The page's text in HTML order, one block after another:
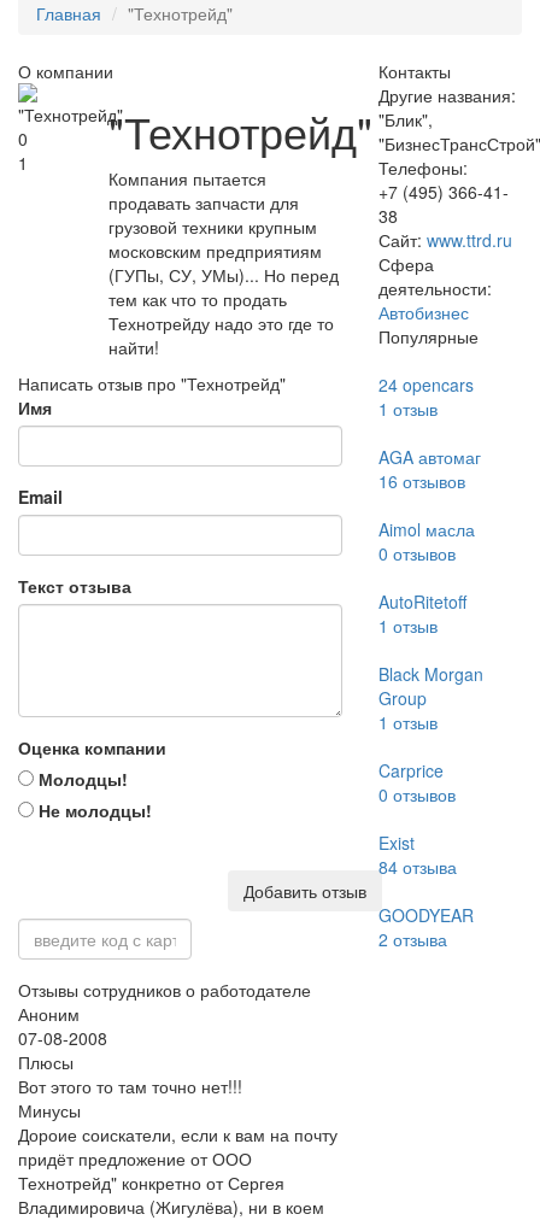
Главная "Технотрейд"
О компании
0
1
"Технотрейд"
Компания пытается
продавать запчасти для
грузовой техники крупным
московским предприятиям
(ГУПы, СУ, УМы)... Но перед
тем как что то продать
Технотрейду надо это где то
найти!
Написать отзыв про "Технотрейд"
Имя
Email
Текст отзыва
Оценка компании
Молодцы!
Не молодцы!
Добавить отзыв
Отзывы сотрудников о работодателе
Аноним
07-08-2008
Плюсы
Вот этого то там точно нет!!!
Минусы
Дороие соискатели, если к вам на почту
придёт предложение от ООО
Технотрейд" конкретно от Сергея
Владимировича (Жигулёва), ни в коем
Контакты
Другие названия:
"Блик",
"БизнесТрансСтрой"
Телефоны:
+7 (495) 366-41-
38
Сайт: www.ttrd.ru
Сфера
деятельности:
Автобизнес
Популярные
24 opencars
1 отзыв
AGA автомаг
16 отзывов
Aimol масла
0 отзывов
AutoRitetoff
1 отзыв
Black Morgan
Group
1 отзыв
Carprice
0 отзывов
Exist
84отзыва
GOODYEAR
2 отзыва